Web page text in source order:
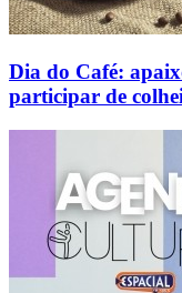
Dia do Café:
participar de